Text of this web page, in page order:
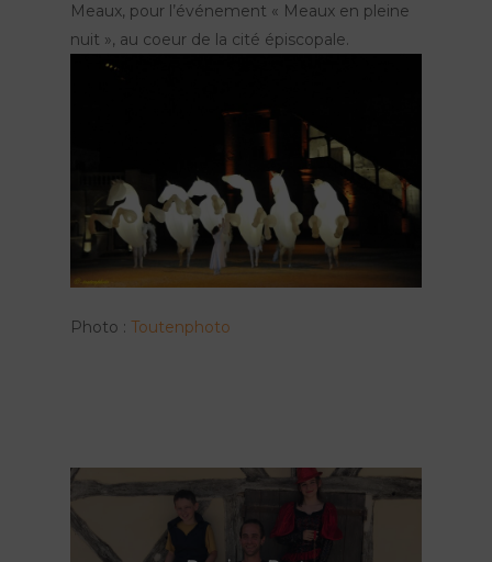
Meaux, pour l’événement « Meaux en pleine
nuit », au coeur de la cité épiscopale.
Photo : Toutenphoto